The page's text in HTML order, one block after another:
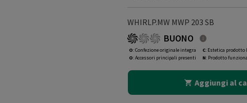
WHIRLP.MW MWP 203 SB
BUONO
O: Confezione originale integra
O: Accessori principali presenti
C: Estetica prodotto
N: Prodotto
Aggiungi al